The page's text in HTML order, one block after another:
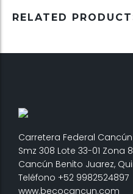
RELATED
Carretera Federal
Smz 308 Lote 33-01 Zona
Cancún Benito Juarez,
Teléfono +52 9982524897
www.becocancun.com